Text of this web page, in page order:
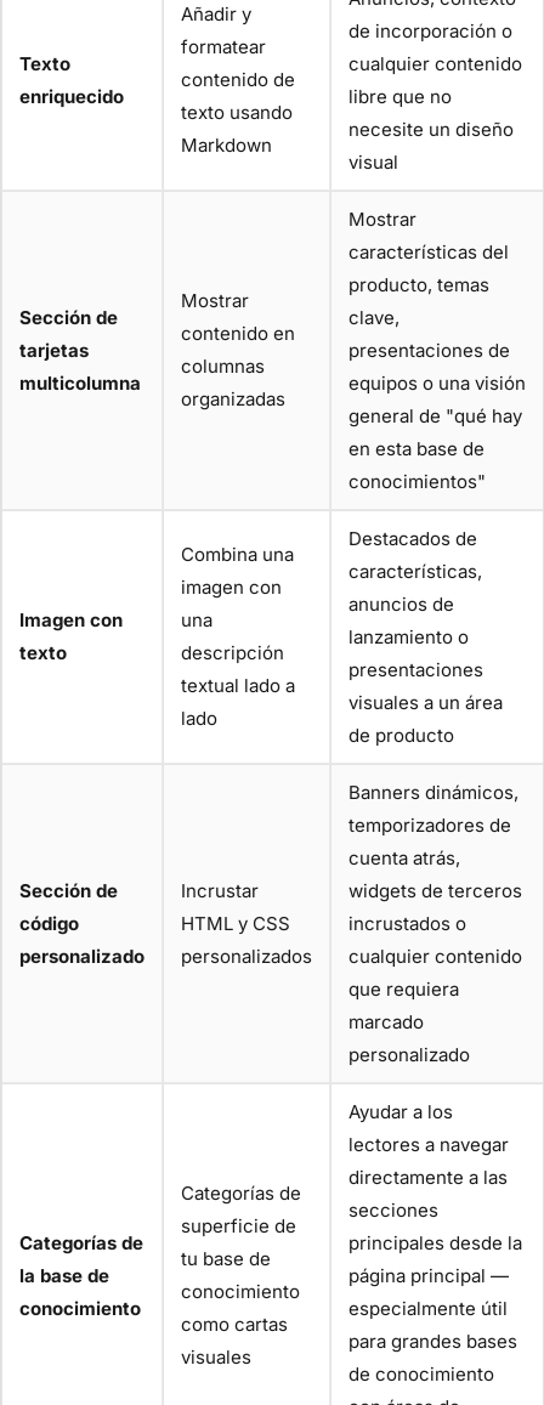
Texto
enriquecido
Añadir y
formatear
contenido de
texto usando
Markdown
de incorporación o
cualquier contenido
libre que no
necesite un diseño
visual
Sección de
tarjetas
multicolumna
Mostrar
contenido en
columnas
organizadas
Mostrar
características del
producto, temas
clave,
presentaciones de
equipos o una visión
general de "qué hay
en esta base de
conocimientos"
Imagen con
texto
Combina una
imagen con
una
descripción
textual lado a
lado
Destacados de
características,
anuncios de
lanzamiento o
presentaciones
visuales a un área
de producto
Sección de
código
personalizado
Incrustar
HTML y CSS
personalizados
Banners dinámicos,
temporizadores de
cuenta atrás,
widgets de terceros
incrustados o
cualquier contenido
que requiera
marcado
personalizado
Categorías de
la base de
conocimiento
Categorías de
superficie de
tu base de
conocimiento
como cartas
visuales
Ayudar a los
lectores a navegar
directamente a las
secciones
principales desde la
página principal —
especialmente útil
para grandes bases
de conocimiento